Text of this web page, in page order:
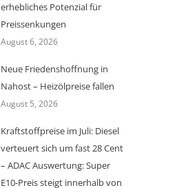
erhebliches Potenzial für
Preissenkungen
August 6, 2026
Neue Friedenshoffnung in
Nahost – Heizölpreise fallen
August 5, 2026
Kraftstoffpreise im Juli: Diesel
verteuert sich um fast 28 Cent
– ADAC Auswertung: Super
E10-Preis steigt innerhalb von